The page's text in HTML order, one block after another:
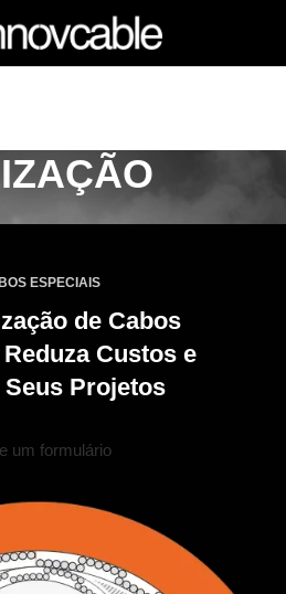
ESPECIAIS
de Cabos
Custos e
Projetos
um formulário